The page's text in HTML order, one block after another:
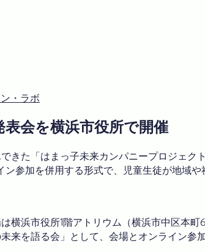
・ラボ
会を横浜市役所で開催
きた「はまっ子未来カンパニープロジェ
参加を併用する形式で、児童生徒が地域
横浜市役所1階アトリウム（横浜市中区本
来を語る会」として、会場とオンライン参